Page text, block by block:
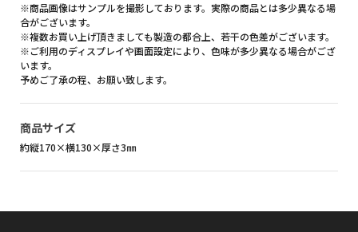
※商品画像はサンプルを撮影しております。実際の商品とは多少異なる場
合がございます。
※複数お買い上げ頂きましても製造の都合上、若干の色差がございます。
※ご利用のディスプレイや画面設定により、色味が多少異なる場合がござ
います。
予めご了承の程、お願い致します。
商品サイズ
約縦170×横130×厚さ3㎜